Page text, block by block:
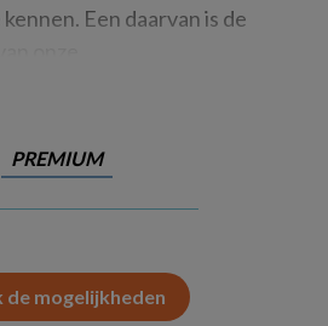
Een daarvan is de
PREMIUM
de mogelijkheden